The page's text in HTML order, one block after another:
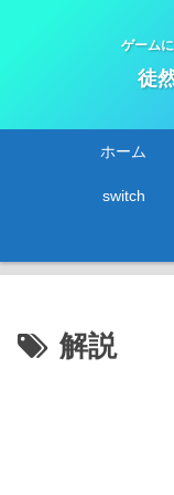
ゲーム
徒
ホーム
switch
解説